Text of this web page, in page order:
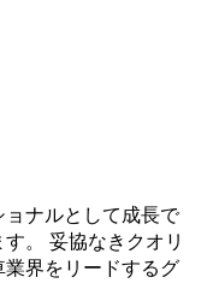
ナルとして成長で
。 妥協なきクオリ
界をリードするグ